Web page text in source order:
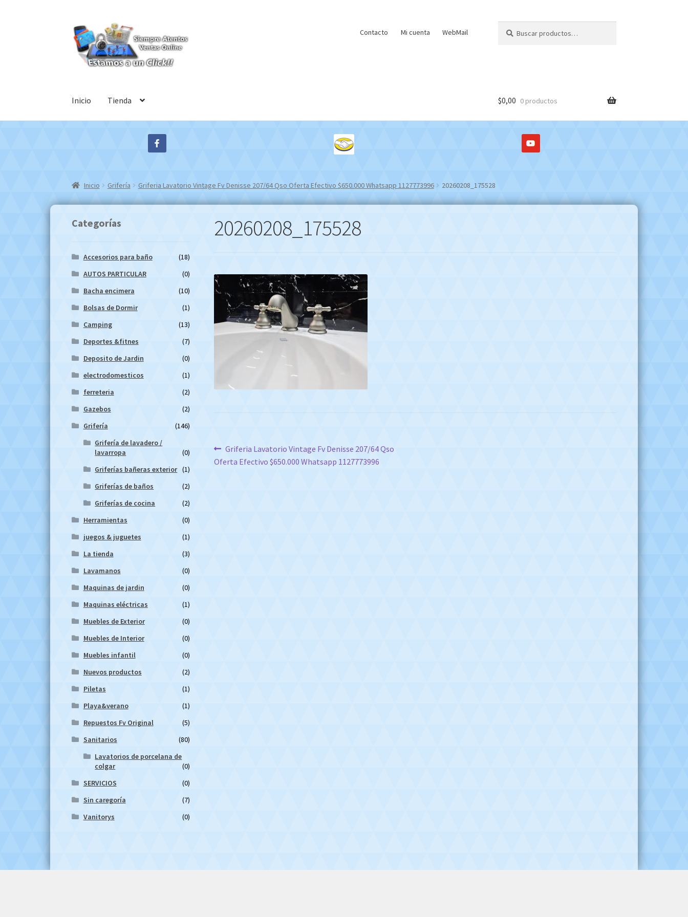
Ir
a
la
navegación
Ir
al
contenido
Contacto Mi cuenta WebMail
por:
Inicio Tienda $0,00 0 productos
Inicio Grifería Griferia Lavatorio Vintage Fv Denisse 207/64 Qso Oferta Efectivo $650.000 Whatsapp 1127773996 20260208_175528
20260208_175528
Navegación
de
Anterior:
Griferia Lavatorio Vintage Fv Denisse 207/64 Qso
Oferta Efectivo $650.000 Whatsapp 1127773996
Categorías
Accesorios para baño
(18)
AUTOS PARTICULAR
(0)
Bacha encimera
(10)
Bolsas de Dormir
(1)
Camping
(13)
Deportes &fitnes
(7)
Deposito de Jardin
(0)
electrodomesticos
(1)
ferreteria
(2)
Gazebos
(2)
Grifería
(146)
Grifería de lavadero /
lavarropa
(0)
Griferías bañeras exterior (1)
Griferías de baños
(2)
Griferías de cocina
(2)
Herramientas
(0)
juegos & juguetes
(1)
La tienda
(3)
Lavamanos
(0)
Maquinas de jardin
(0)
Maquinas eléctricas
(1)
Muebles de Exterior
(0)
Muebles de Interior
(0)
Muebles infantil
(0)
Nuevos productos
(2)
Piletas
(1)
Playa&verano
(1)
Repuestos Fv Original
(5)
Sanitarios
(80)
Lavatorios de porcelana de
colgar
(0)
SERVICIOS
(0)
Sin caregoría
(7)
Vanitorys
(0)